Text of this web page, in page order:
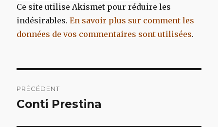
Ce site utilise Akismet pour réduire les
indésirables.En savoir plus sur comment les
données de vos commentaires sont utilisées.
de
PRÉCÉDENT
Article
Conti Prestina